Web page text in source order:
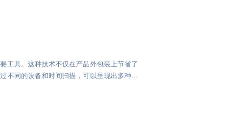
工具。这种技术不仅在产品外包装上节省了
不同的设备和时间扫描，可以呈现出多种不